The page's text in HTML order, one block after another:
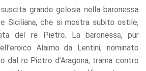
grande gelosia nella baronessa
Siciliana, che si mostra subito ostile,
del re Pietro. La baronessa, pur
Alaimo da Lentini, nominato
dal re Pietro d’Aragona, trama contro